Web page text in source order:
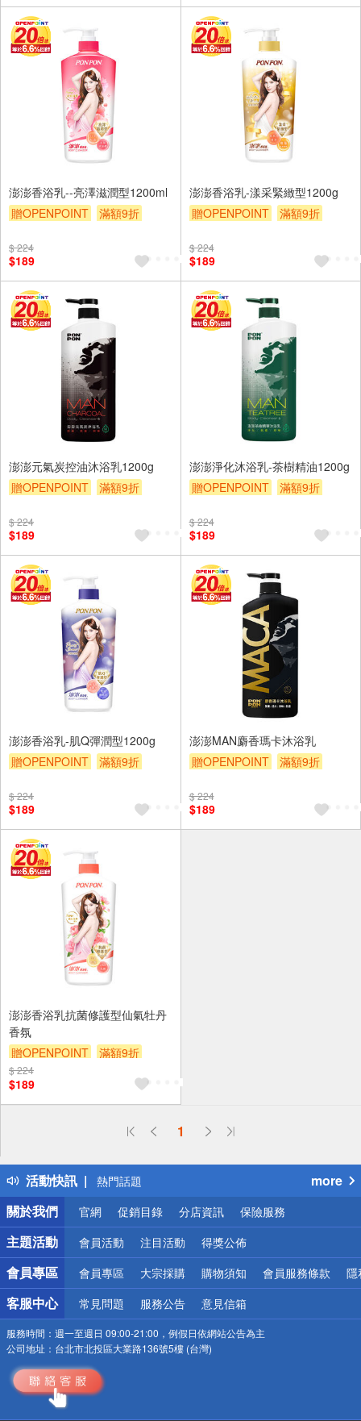
澎澎香浴乳--亮澤滋潤型1200ml
贈OPENPOINT
滿額9折
$ 224
$189
澎澎香浴乳-漾采緊緻型1200g
贈OPENPOINT
滿額9折
$ 224
$189
澎澎元氣炭控油沐浴乳1200g
贈OPENPOINT
滿額9折
$ 224
$189
澎澎淨化沐浴乳-茶樹精油1200g
贈OPENPOINT
滿額9折
$ 224
$189
澎澎香浴乳-肌Q彈潤型1200g
贈OPENPOINT
滿額9折
$ 224
$189
澎澎MAN麝香瑪卡沐浴乳
贈OPENPOINT
滿額9折
$ 224
$189
澎澎香浴乳抗菌修護型仙氣牡丹
香氛
贈OPENPOINT
滿額9折
贈$200
$ 224
$189
1
活動快訊
偏遠地區配送
得獎公告
熱門話題
銀行優惠
偏遠地區配送
詐騙網頁！請小心！
more
關於我們
官網 促銷目錄 分店資訊 保險服務
主題活動 會員活動 注目活動 得獎公佈
會員專區 會員專區 大宗採購 購物須知 會員服務條款 隱
客服中心 常見問題 服務公告 意見信箱
服務時間： 週一至週日 09:00-21:00，例假日依網站公告為主
公司地址： 台北市北投區大業路136號5樓 (台灣)